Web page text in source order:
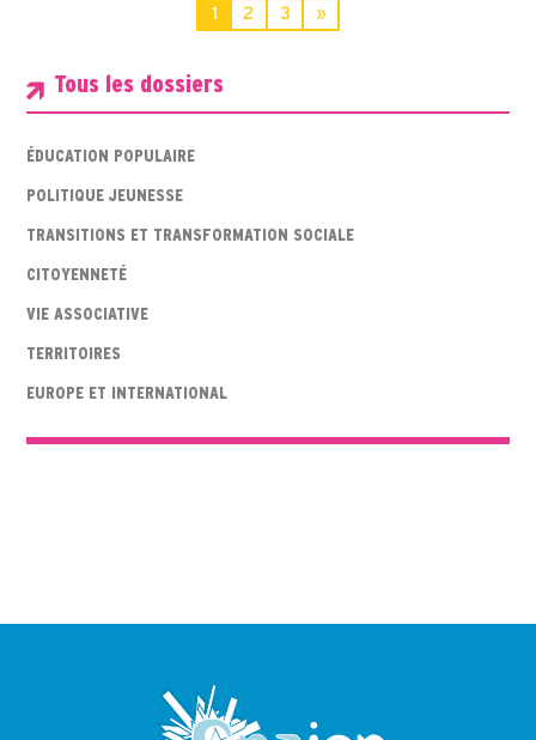
1 2 3 »
Tous les dossiers
ÉDUCATION POPULAIRE
POLITIQUE JEUNESSE
TRANSITIONS ET TRANSFORMATION SOCIALE
CITOYENNETÉ
VIE ASSOCIATIVE
TERRITOIRES
EUROPE ET INTERNATIONAL